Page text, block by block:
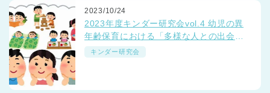
2023/10/24
2023年度キンダー研究会vol.4 幼児の異
年齢保育における「多様な人との出会
い」って？
キンダー研究会